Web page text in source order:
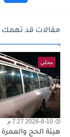
مقالات قد تهمك
محلي
2026-8-10 7:27 م
هيئة الحج